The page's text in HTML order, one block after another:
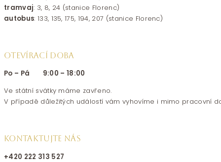
tramvaj: 3, 8, 24 (stanice Florenc)
autobus: 133, 135, 175, 194, 207 (stanice Florenc)
OTEVÍRACÍ DOBA
Po – Pá 9:00 – 18:00
Ve státní svátky máme zavřeno.
V případě důležitých událostí vám vyhovíme i mimo pracovní
KONTAKTUJTE NÁS
+420 222 313 527